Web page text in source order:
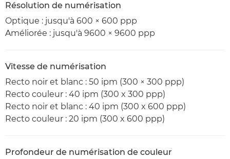
Résolution de numérisation
Optique : jusqu'à 600 × 600 ppp
Améliorée : jusqu'à 9600 × 9600 ppp
Vitesse de numérisation
Recto noir et blanc : 50 ipm (300 × 300 ppp)
Recto couleur : 40 ipm (300 x 300 ppp)
Recto noir et blanc : 40 ipm (300 x 600 ppp)
Recto couleur : 20 ipm (300 x 600 ppp)
Profondeur de numérisation de couleur